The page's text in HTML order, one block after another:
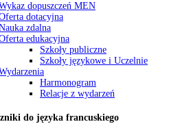
dopuszczeń MEN
dotacyjna
zdalna
edukacyjna
Szkoły publiczne
Szkoły językowe i Uczelnie
Harmonogram
Relacje z wydarzeń
do języka francuskiego